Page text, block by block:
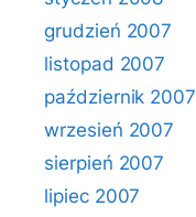
grudzień 2007
listopad 2007
październik 2007
wrzesień 2007
sierpień 2007
lipiec 2007